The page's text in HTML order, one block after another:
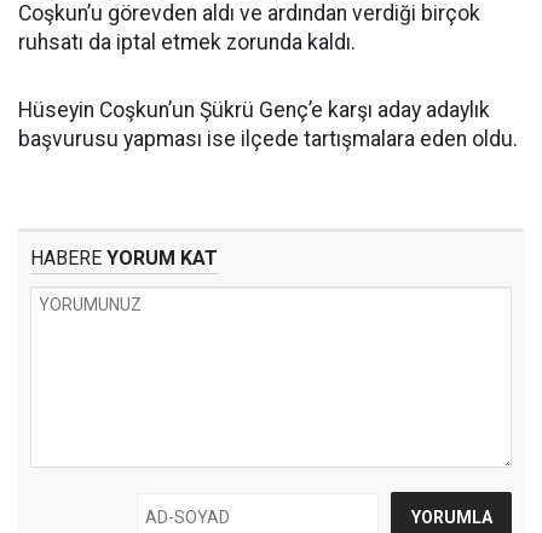
Coşkun’u görevden aldı ve ardından verdiği birçok
ruhsatı da iptal etmek zorunda kaldı.
Hüseyin Coşkun’un Şükrü Genç’e karşı aday adaylık
başvurusu yapması ise ilçede tartışmalara eden oldu.
HABERE YORUM KAT